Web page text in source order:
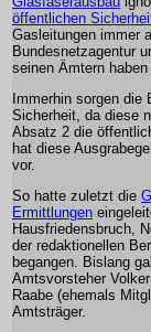
öffentlichen
Gasleitungen immer
Bundesnetzagentur
seinen Ämtern
Immerhin sorgen die
Sicherheit, da diese
Absatz 2 die
hat diese
vor.
So hatte zuletzt die
Ermittlungen
Hausfriedensbruch,
der redaktionellen
begangen. Bislang
Amtsvorsteher
Raabe (ehemals
Amtsträger.